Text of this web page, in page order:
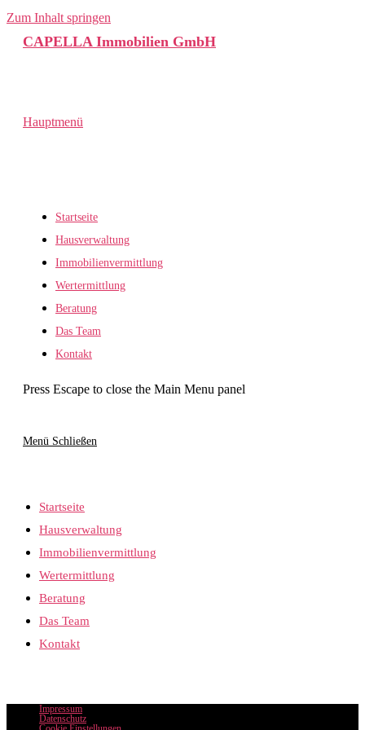
Zum Inhalt springen
CAPELLA Immobilien GmbH
Hauptmenü
Startseite
Hausverwaltung
Immobilienvermittlung
Wertermittlung
Beratung
Das Team
Kontakt
Press Escape to close the Main Menu panel
Menü Schließen
Startseite
Hausverwaltung
Immobilienvermittlung
Wertermittlung
Beratung
Das Team
Kontakt
Impressum
Datenschutz